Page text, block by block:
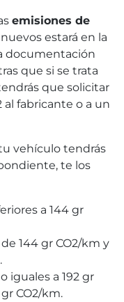
emisiones de
estará en la
documentación
que si se trata
que solicitar
fabricante o a un
vehículo tendrás
te los
a 144 gr
144 gr CO2/km y
iguales a 192 gr
CO2/km.